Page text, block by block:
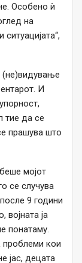
Особено ѝ
на
(не)видување
И
тие да се
прашува што
мојот
се случува
9 години
ја
понатаму.
проблеми кои
јас, децата